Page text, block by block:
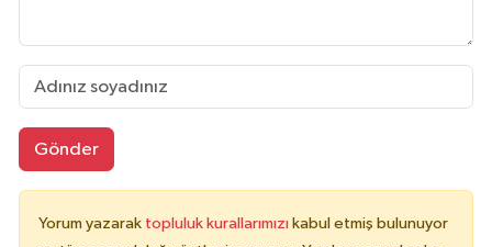
Gönder
Yorum yazarak topluluk kurallarımızı kabul etmiş bulunuyor